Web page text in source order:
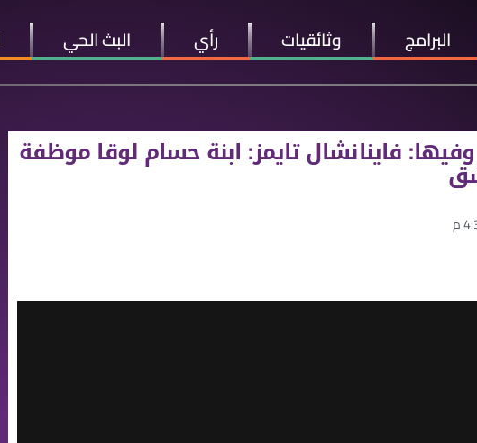
البرامج وثائقيات رأي البث الحي
الأخبار 09 03 2023 وفيها: فاينانشال تايمز: ابنة حسام لوقا موظفة
م